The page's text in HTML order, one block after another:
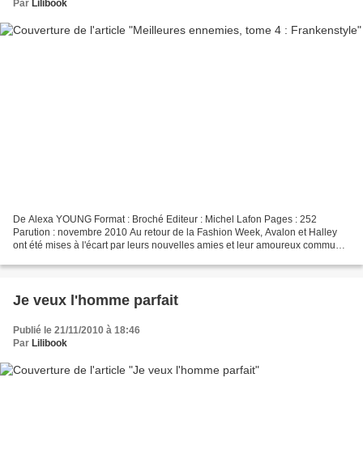
Par Lilibook
De Alexa YOUNG Format : Broché Editeur : Michel Lafon Pages : 252
Parution : novembre 2010 Au retour de la Fashion Week, Avalon et Halley
ont été mises à l'écart par leurs nouvelles amies et leur amoureux commun
Je veux l'homme parfait
Publié le 21/11/2010 à 18:46
Par Lilibook